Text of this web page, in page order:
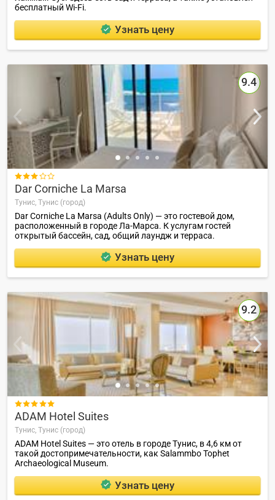
бесплатный Wi-Fi.
Узнать цену
9.4

Dar Corniche La Marsa
Тунис, Тунис (город)
Dar Corniche La Marsa (Adults Only) — это гостевой дом,
расположенный в городе Ла-Марса. К услугам гостей
открытый бассейн, сад, общий лаундж и терраса.
Узнать цену
9.2

ADAM Hotel Suites
Тунис, Тунис (город)
ADAM Hotel Suites — это отель в городе Тунис, в 4,6 км от
такой достопримечательности, как Salammbo Tophet
Archaeological Museum.
Узнать цену